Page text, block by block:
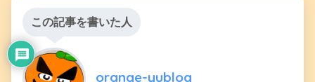
この記事を書いた人
orange-yublog